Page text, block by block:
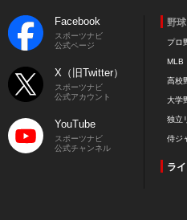
Facebook
スポーツナビ
公式ページ
X（旧Twitter）
スポーツナビ
公式アカウント
YouTube
スポーツナビ
公式チャンネル
野球
プロ
MLB
高校
大学
独立
侍ジ
ラ